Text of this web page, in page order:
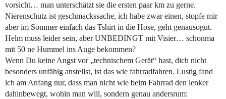
vorsicht… man unterschätzt sie die ersten paar km zu gerne.
Nierenschutz ist geschmackssache, ich habe zwar einen, stopfe mir
aber im Sommer einfach das Tshirt in die Hose, geht genausogut.
Helm muss leider sein, aber UNBEDINGT mit Visier… schonma
mit 50 ne Hummel ins Auge bekommen?
Wenn Du keine Angst vor „technischem Gerät“ hast, dich nicht
besonders unfähig anstellst, ist das wie fahrradfahren. Lustig fand
ich am Anfang nur, dass man nicht wie beim Fahrrad den lenker
dahinbewegt, wohin man will, sondern genau andersrum: